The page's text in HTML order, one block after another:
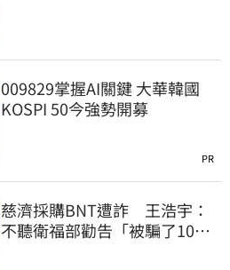
009829掌握AI關鍵 大華韓國
KOSPI 50今強勢開募
PR
慈濟採購BNT遭詐 王浩宇：
不聽衛福部勸告「被騙了10億